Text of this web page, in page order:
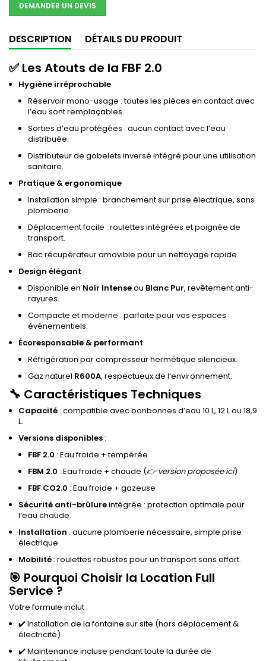
DEMANDER UN DEVIS
DESCRIPTION DÉTAILS DU PRODUIT
✅ Les Atouts de la FBF 2.0
Hygiène irréprochable
Réservoir mono-usage : toutes les pièces en contact avec
l’eau sont remplaçables.
Sorties d’eau protégées : aucun contact avec l’eau
distribuée.
Distributeur de gobelets inversé intégré pour une utilisation
sanitaire.
Pratique & ergonomique
Installation simple : branchement sur prise électrique, sans
plomberie.
Déplacement facile : roulettes intégrées et poignée de
transport.
Bac récupérateur amovible pour un nettoyage rapide.
Design élégant
Disponible en Noir Intenseou Blanc Pur, revêtement anti-
rayures.
Compacte et moderne : parfaite pour vos espaces
événementiels.
Écoresponsable & performant
Réfrigération par compresseur hermétique silencieux.
Gaz naturel R600A, respectueux de l’environnement.
🔧 Caractéristiques Techniques
Capacité : compatible avec bonbonnes d’eau 10 L, 12 L ou 18,9
L.
Versions disponibles :
FBF 2.0 : Eau froide + tempérée
FBM 2.0 : Eau froide + chaude (👉 version proposée ici)
FBF CO2.0 : Eau froide + gazeuse
Sécurité anti-brûlureintégrée : protection optimale pour
l’eau chaude.
Installation : aucune plomberie nécessaire, simple prise
électrique.
Mobilité : roulettes robustes pour un transport sans effort.
🎯 Pourquoi Choisir la Location Full
Service ?
Votre formule inclut :
✔️ Installation de la fontaine sur site (hors déplacement &
électricité)
✔️ Maintenance incluse pendant toute la durée de